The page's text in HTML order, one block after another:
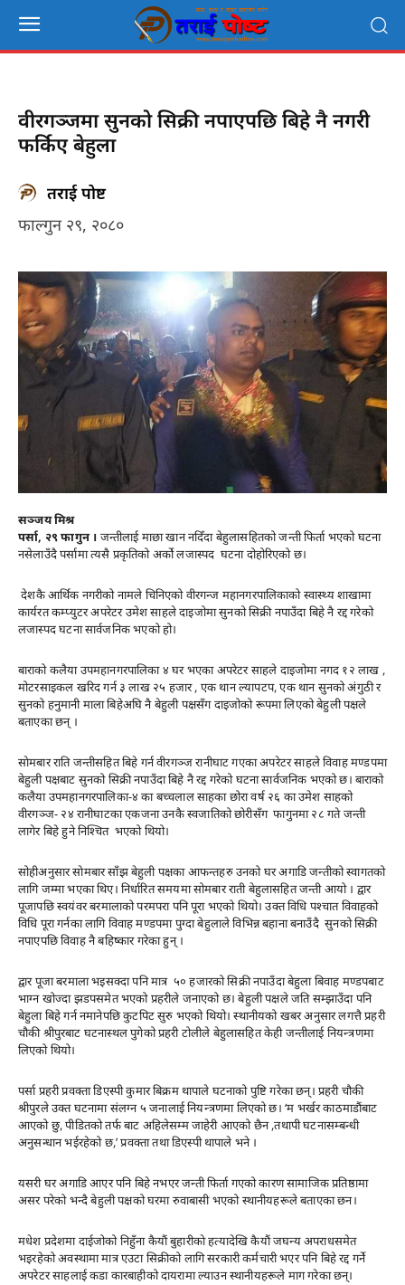
वीरगञ्जमा सुनको सिक्री नपाएपछि बिहे नै नगरी
फर्किए बेहुला
तराई पोष्ट
फाल्गुन २९, २०८०
सञ्जय मिश्र
पर्सा, २९ फागुन । जन्तीलाई माछा खान नदिँदा बेहुलासहितको जन्ती फिर्ता भएको घटना
नसेलाउँदै पर्सामा त्यसै प्रकृतिको अर्को लजास्पद घटना दोहोरिएको छ।
देशकै आर्थिक नगरीको नामले चिनिएको वीरगन्ज महानगरपालिकाको स्वास्थ्य शाखामा
कार्यरत कम्प्युटर अपरेटर उमेश साहले दाइजोमा सुनको सिक्री नपाउँदा बिहे नै रद्द गरेको
लजास्पद घटना सार्वजनिक भएको हो।
बाराको कलैया उपमहानगरपालिका ४ घर भएका अपरेटर साहले दाइजोमा नगद १२ लाख ,
मोटरसाइकल खरिद गर्न ३ लाख २५ हजार , एक थान ल्यापटप, एक थान सुनको अंगुठी र
सुनको हनुमानी माला बिहेअघि नै बेहुली पक्षसँग दाइजोको रूपमा लिएको बेहुली पक्षले
बताएका छन् ।
साेमबार राति जन्तीसहित बिहे गर्न वीरगञ्ज रानीघाट गएका अपरेटर साहले विवाह मण्डपमा
बेहुली पक्षबाट सुनको सिक्री नपाउँदा बिहे नै रद्द गरेको घटना सार्वजनिक भएको छ। बाराको
कलैया उपमहानगरपालिका-४ का बच्चलाल साहका छोरा वर्ष २६ का उमेश साहको
वीरगञ्ज- २४ रानीघाटका एकजना उनकै स्वजातिको छोरीसँग फागुनमा २८ गते जन्ती
लागेर बिहे हुने निश्चित भएको थियो।
सोहीअनुसार साेमबार साँझ बेहुली पक्षका आफन्तहरु उनको घर अगाडि जन्तीको स्वागतको
लागि जम्मा भएका थिए। निर्धारित समयमा सोमबार राती बेहुलासहित जन्ती आयो । द्वार
पूजापछि स्वयंवर बरमालाको परमपरा पनि पूरा भएको थियो। उक्त विधि पश्चात विवाहको
विधि पूरा गर्नका लागि विवाह मण्डपमा पुग्दा बेहुलाले विभिन्न बहाना बनाउँदै सुनको सिक्री
नपाएपछि विवाह नै बहिष्कार गरेका हुन् ।
द्वार पूजा बरमाला भइसक्दा पनि मात्र ५० हजारको सिक्री नपाउँदा बेहुला बिवाह मण्डपबाट
भाग्न खोज्दा झडपसमेत भएको प्रहरीले जनाएको छ। बेहुली पक्षले जति सम्झाउँदा पनि
बेहुला बिहे गर्न नमानेपछि कुटपिट सुरु भएको थियो। स्थानीयको खबर अनुसार लगत्तै प्रहरी
चौकी श्रीपुरबाट घटनास्थल पुगेको प्रहरी टोलीले बेहुलासहित केही जन्तीलाई नियन्त्रणमा
लिएको थियो।
पर्सा प्रहरी प्रवक्ता डिएस्पी कुमार बिक्रम थापाले घटनाको पुष्टि गरेका छन्। प्रहरी चौकी
श्रीपुरले उक्त घटनामा संलग्न ५ जनालाई नियन्त्रणमा लिएको छ। ‘म भर्खर काठमाडाैंबाट
आएको छु, पीडितको तर्फ बाट अहिलेसम्म जाहेरी आएको छैन ,तथापी घटनासम्बन्धी
अनुसन्धान भईरहेको छ,’ प्रवक्ता तथा डिएस्पी थापाले भने ।
यसरी घर अगाडि आएर पनि बिहे नभएर जन्ती फिर्ता गएको कारण सामाजिक प्रतिष्ठामा
असर परेको भन्दै बेहुली पक्षको घरमा रुवाबासी भएको स्थानीयहरूले बताएका छन।
मधेश प्रदेशमा दाईजोको निहुँना कैयौं बुहारीकाे हत्यादेखि कैयौं जघन्य अपराधसमेत
भइरहेको अवस्थामा मात्र एउटा सिक्रीको लागि सरकारी कर्मचारी भएर पनि बिहे रद्द गर्ने
अपरेटर साहलाई कडा कारबाहीको दायरामा ल्याउन स्थानीयहरूले माग गरेका छन्।